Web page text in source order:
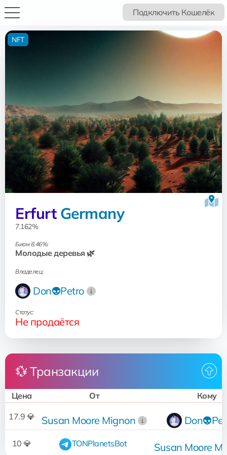
Подключить Кошелёк
Erfurt Germany
7.162%
Биом 8.46%:
Молодые деревья 🌿
Владелец:
Don👽Petro
Статус:
Не продаётся
NFT
💱 Транзакции
Цена От Кому
17.9 💎 Susan Moore Mignon
10 💎 TONPlanetsBot Susan Moore